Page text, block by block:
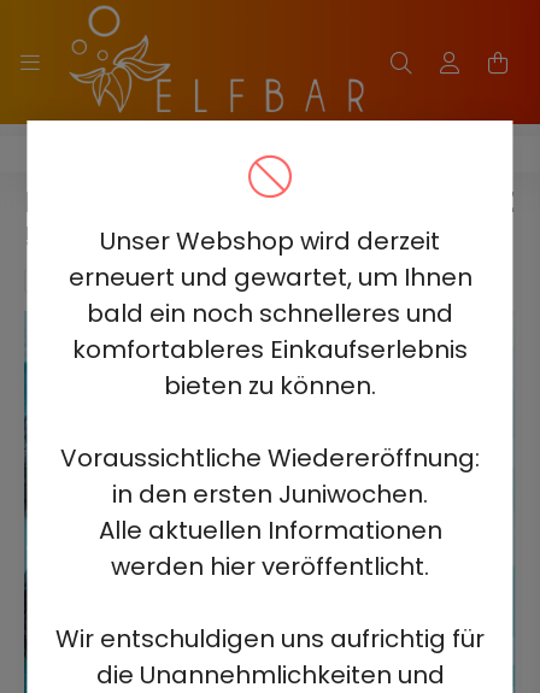
Unser Webshop wird derzeit
erneuert und gewartet, um Ihnen
bald ein noch schnelleres und
komfortableres Einkaufserlebnis
bieten zu können.
Voraussichtliche Wiedereröffnung:
in den ersten Juniwochen.
Alle aktuellen Informationen
werden hier veröffentlicht.
Wir entschuldigen uns aufrichtig für
die Unannehmlichkeiten und
ELF BAR TE5000
ELF BAR TE5000 - BLUEBERRY ICE
5% - AUFLADBAR